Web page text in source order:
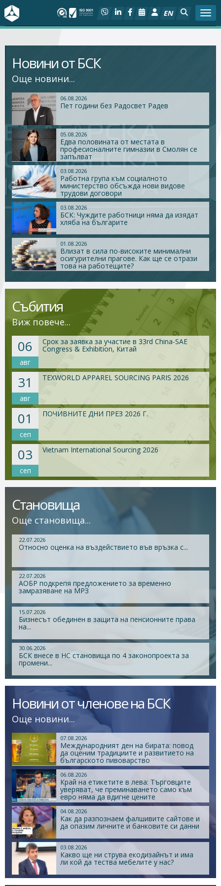
EN
На фокус
Актуално
Социален диалог
Дейности
Арбитражен съд
Проекти
Членове
Стани член
Абонирайте се!
Новини от БСК
Още новини...
06.08.2026
Пет години без Радосвет Радев
05.08.2026
Едва половината от местата в
професионалните гимназии в Смолян се
запълват
03.08.2026
Работна група към социалното
министерство обсъжда нови видове
трудови договори
03.08.2026
БСК: Чуждите работници няма да изядат
хляба на българите
01.08.2026
Влизат в сила по-високите минимални
осигурителни прагове. Как ще се отрази
това на работещите?
Събития
Виж повече...
06
авг
Срок за заявка за участие в 33rd China-SAE
Congress & Exhibition, Китай
31
авг
TEXWORLD APPAREL SOURCING PARIS 2026
01
сеп
ПОЧИВНИТЕ ДНИ ПРЕЗ 2026 Г.
03
сеп
Vietnam International Sourcing 2026
Становища
Още становища...
22.07.2026
Относно оценка на въздействието във връзка с...
22.07.2026
АОБР подкрепя предложението за временно
замразяване на МРЗ
15.07.2026
Бизнесът обединен в защита на пенсионните права
на...
30.06.2026
БСК внесе в НС становища по 4 законопроекта за
промени...
Новини от членове на БСК
Още новини...
07.08.2026
Международният ден на бирата: повод
да оценим традициите и развитието на
българското пивоварство
06.08.2026
Край на етикетите в лева: Търговците
уверяват, че преминаването само към
евро няма да вдигне цените
04.08.2026
Как да разпознаем фалшивите сайтове и
да опазим личните и банковите си данни
03.08.2026
Какво ще ни струва екодизайнът и има
ли кой да тества мебелите у нас?